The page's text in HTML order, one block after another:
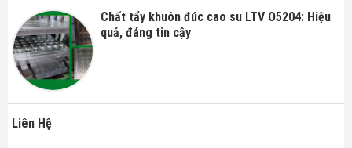
Chất tẩy khuôn đúc cao su LTV O5204: Hiệu
quả, đáng tin cậy
Liên Hệ